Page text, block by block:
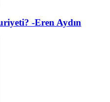
-Eren Aydın